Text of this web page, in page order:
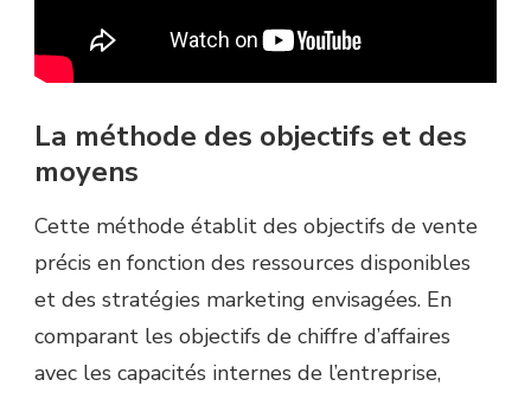
La méthode des objectifs et des
moyens
Cette méthode établit des objectifs de vente
précis en fonction des ressources disponibles
et des stratégies marketing envisagées. En
comparant les objectifs de chiffre d’affaires
avec les capacités internes de l’entreprise,